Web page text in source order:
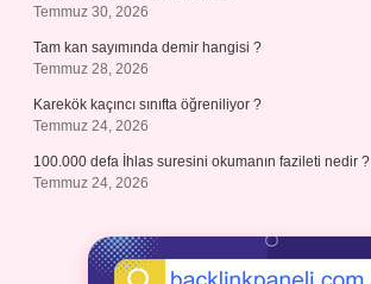
Temmuz 30, 2026
Tam kan sayımında demir hangisi ?
Temmuz 28, 2026
Karekök kaçıncı sınıfta öğreniliyor ?
Temmuz 24, 2026
100.000 defa İhlas suresini okumanın fazileti nedir ?
Temmuz 24, 2026